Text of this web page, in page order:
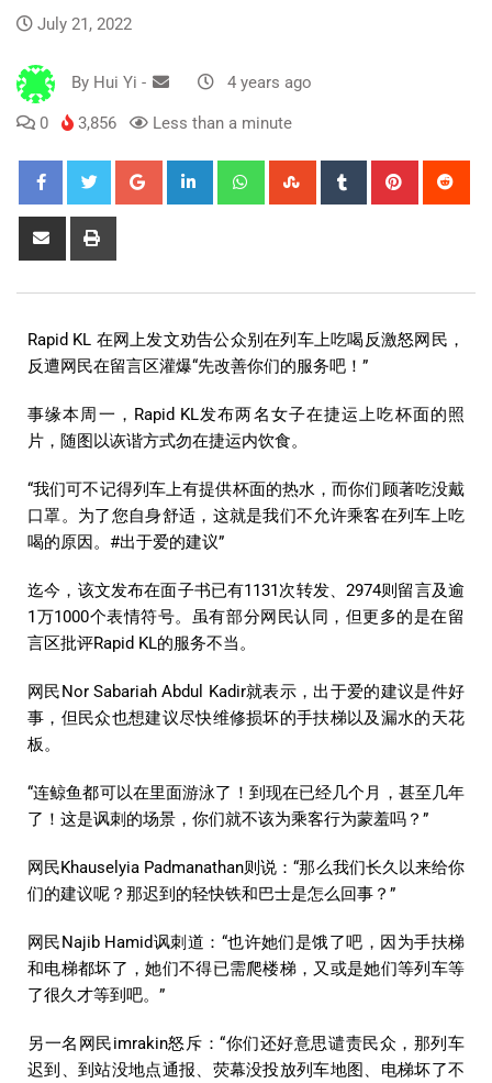
July 21, 2022
By Hui Yi - 4 years ago
0 3,856 Less than a minute
Rapid KL 在网上发文劝告公众别在列车上吃喝反激怒网民，
反遭网民在留言区灌爆“先改善你们的服务吧！”
事缘本周一，Rapid KL发布两名女子在捷运上吃杯面的照
片，随图以诙谐方式勿在捷运内饮食。
“我们可不记得列车上有提供杯面的热水，而你们顾著吃没戴
口罩。为了您自身舒适，这就是我们不允许乘客在列车上吃
喝的原因。#出于爱的建议”
迄今，该文发布在面子书已有1131次转发、2974则留言及逾
1万1000个表情符号。虽有部分网民认同，但更多的是在留
言区批评Rapid KL的服务不当。
网民Nor Sabariah Abdul Kadir就表示，出于爱的建议是件好
事，但民众也想建议尽快维修损坏的手扶梯以及漏水的天花
板。
“连鲸鱼都可以在里面游泳了！到现在已经几个月，甚至几年
了！这是讽刺的场景，你们就不该为乘客行为蒙羞吗？”
网民Khauselyia Padmanathan则说：“那么我们长久以来给你
们的建议呢？那迟到的轻快铁和巴士是怎么回事？”
网民Najib Hamid讽刺道：“也许她们是饿了吧，因为手扶梯
和电梯都坏了，她们不得已需爬楼梯，又或是她们等列车等
了很久才等到吧。”
另一名网民imrakin怒斥：“你们还好意思谴责民众，那列车
迟到、到站没地点通报、荧幕没投放列车地图、电梯坏了不